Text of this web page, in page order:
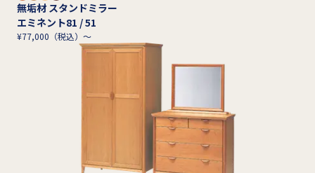
無垢材 スタンドミラー
エミネント81 / 51
¥77,000（税込）～